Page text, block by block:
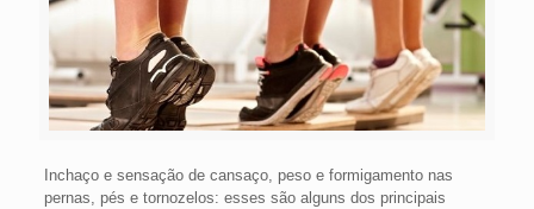
Inchaço e sensação de cansaço, peso e formigamento nas
pernas, pés e tornozelos: esses são alguns dos principais